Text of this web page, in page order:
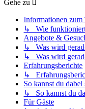
Gehe zu
Informationen zum
↳ Wie
Angebote &
↳ Was wird
↳ Was wird
Erfahrungsberichte
↳
So kannst du
↳ So kannst du
Für Gäste